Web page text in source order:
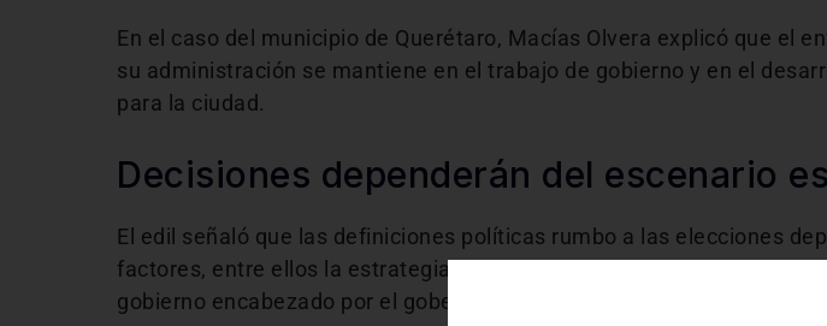
En el caso del municipio de Querétaro, Macías Olvera explicó que el
su administración se mantiene en el trabajo de gobierno y en el
para la ciudad.
Decisiones dependerán del escenario
El edil señaló que las definiciones políticas rumbo a las elecciones
factores, entre ellos la estrategia del partido a nivel estatal y la
gobierno encabezado por el gobernador